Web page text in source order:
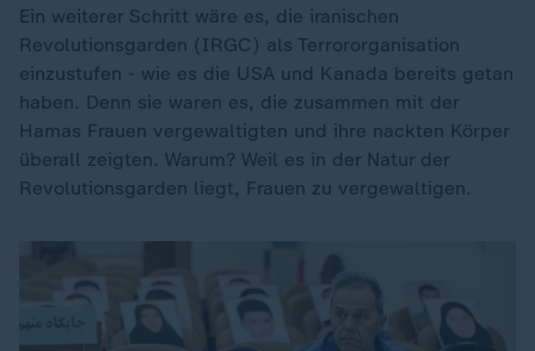
Ein weiterer Schritt wäre es, die iranischen
Revolutionsgarden (IRGC) als Terrororganisation
einzustufen - wie es die USA und Kanada bereits getan
haben. Denn sie waren es, die zusammen mit der
Hamas Frauen vergewaltigten und ihre nackten Körper
überall zeigten. Warum? Weil es in der Natur der
Revolutionsgarden liegt, Frauen zu vergewaltigen.